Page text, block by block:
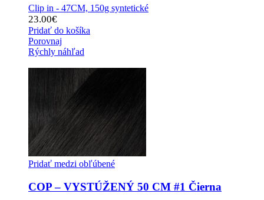
Clip in - 47CM, 150g syntetické
23.00€
Pridať do košíka
Porovnaj
Rýchly náhľad
Pridať medzi obľúbené
COP – VYSTÚŽENÝ 50 CM #1 Čierna